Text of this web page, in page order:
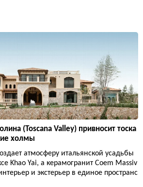
(Toscana Valley) привносит тоска
холмы
атмосферу итальянской усадьбы
Khao Yai, а керамогранит Coem Massiv
и экстерьер в единое пространс